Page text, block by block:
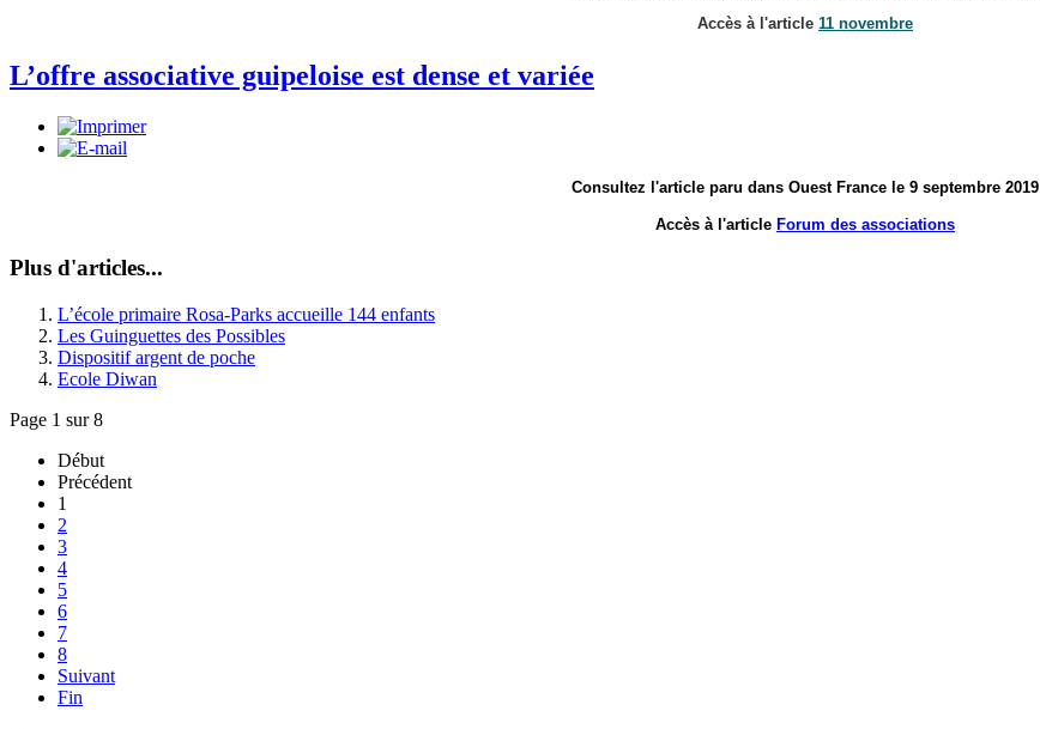
Accès à l'article 11 novembre
L’offre associative guipeloise est dense et variée
Consultez l'article paru dans Ouest France le 9 septembre 2019
Accès à l'article Forum des associations
Plus d'articles...
L’école primaire Rosa-Parks accueille 144 enfants
Les Guinguettes des Possibles
Dispositif argent de poche
Ecole Diwan
Page 1 sur 8
Début
Précédent
1
2
3
4
5
6
7
8
Suivant
Fin